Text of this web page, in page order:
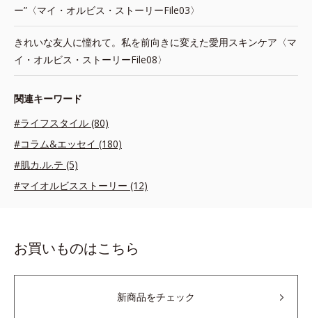
ー”〈マイ・オルビス・ストーリーFile03〉
きれいな友人に憧れて。私を前向きに変えた愛用スキンケア〈マ
イ・オルビス・ストーリーFile08〉
関連キーワード
#ライフスタイル (80)
#コラム&エッセイ (180)
#肌カ.ル.テ (5)
#マイオルビスストーリー (12)
お買いものはこちら
新商品をチェック